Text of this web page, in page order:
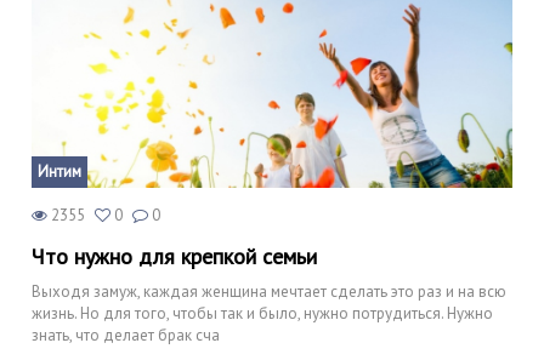
Интим
2355 0 0
Что нужно для крепкой семьи
Выходя замуж, каждая женщина мечтает сделать это раз и на всю
жизнь. Но для того, чтобы так и было, нужно потрудиться. Нужно
знать, что делает брак сча